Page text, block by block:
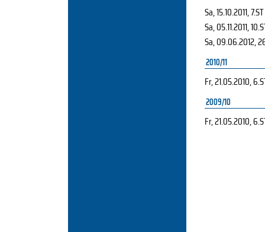
Sa, 15.10.2011, 7.ST
Sa, 05.11.2011,
Sa, 09.06.2012,
2010/11
Fr, 21.05.2010,
2009/10
Fr, 21.05.2010,